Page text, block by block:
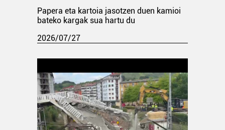
Papera eta kartoia jasotzen duen kamioi
bateko kargak sua hartu du
2026/07/27